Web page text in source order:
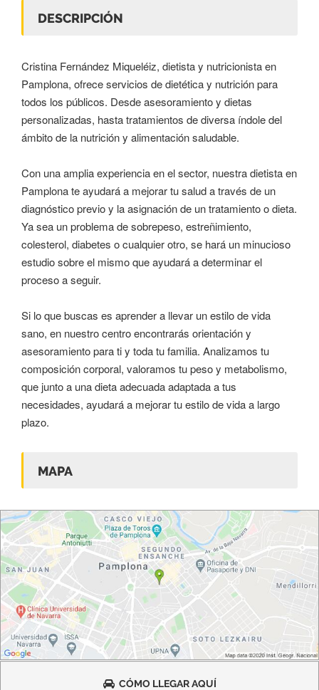
DESCRIPCIÓN
Cristina Fernández Miqueléiz, dietista y nutricionista en
Pamplona, ofrece servicios de dietética y nutrición para
todos los públicos. Desde asesoramiento y dietas
personalizadas, hasta tratamientos de diversa índole del
ámbito de la nutrición y alimentación saludable.
Con una amplia experiencia en el sector, nuestra dietista en
Pamplona te ayudará a mejorar tu salud a través de un
diagnóstico previo y la asignación de un tratamiento o dieta.
Ya sea un problema de sobrepeso, estreñimiento,
colesterol, diabetes o cualquier otro, se hará un minucioso
estudio sobre el mismo que ayudará a determinar el
proceso a seguir.
Si lo que buscas es aprender a llevar un estilo de vida
sano, en nuestro centro encontrarás orientación y
asesoramiento para ti y toda tu familia. Analizamos tu
composición corporal, valoramos tu peso y metabolismo,
que junto a una dieta adecuada adaptada a tus
necesidades, ayudará a mejorar tu estilo de vida a largo
plazo.
MAPA
CÓMO LLEGAR AQUÍ